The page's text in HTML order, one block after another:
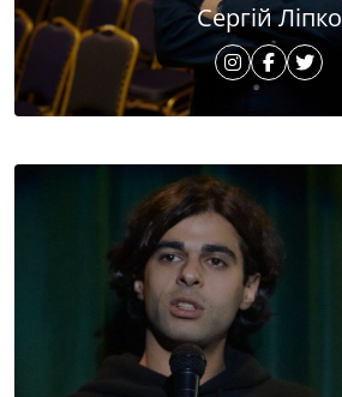
Сергій Ліпко